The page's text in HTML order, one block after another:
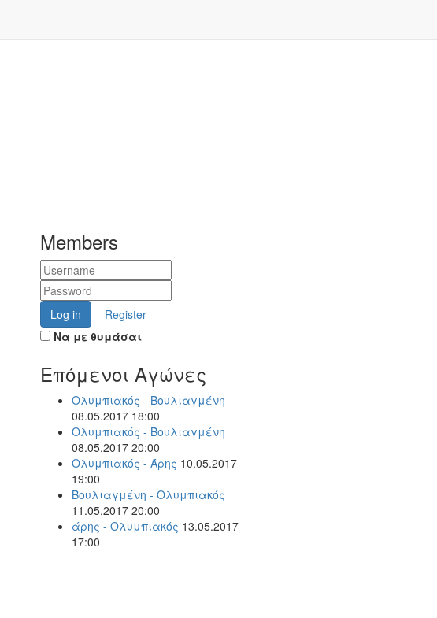
Members
Log in
Register
Να με θυμάσαι
Επόμενοι Αγώνες
Ολυμπιακός - Βουλιαγμένη
08.05.2017 18:00
Ολυμπιακός - Βουλιαγμένη
08.05.2017 20:00
Ολυμπιακός - Άρης 10.05.2017
19:00
Βουλιαγμένη - Ολυμπιακός
11.05.2017 20:00
άρης - Ολυμπιακός 13.05.2017
17:00